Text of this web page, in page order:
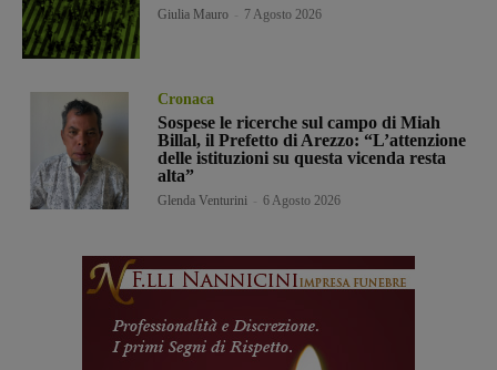
Giulia Mauro 7 Agosto 2026
Cronaca
Sospese le ricerche sul campo di Miah
Billal, il Prefetto di Arezzo: “L’attenzione
delle istituzioni su questa vicenda resta
alta”
Glenda Venturini 6 Agosto 2026